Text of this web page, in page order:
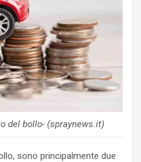
del bollo- (spraynews.it)
sono principalmente due